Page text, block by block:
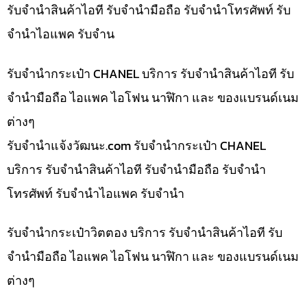
รับจำนำสินค้าไอที รับจำนำมือถือ รับจำนำโทรศัพท์ รับ
จำนำไอแพค รับจำน
รับจำนำกระเป๋า CHANEL บริการ รับจำนำสินค้าไอที รับ
จำนำมือถือ ไอแพค ไอโฟน นาฬิกา และ ของแบรนด์เนม
ต่างๆ
รับจํานําแจ้งวัฒนะ.com รับจำนำกระเป๋า CHANEL
บริการ รับจำนำสินค้าไอที รับจำนำมือถือ รับจำนำ
โทรศัพท์ รับจำนำไอแพค รับจำนำ
รับจำนำกระเป๋าวิตตอง บริการ รับจำนำสินค้าไอที รับ
จำนำมือถือ ไอแพค ไอโฟน นาฬิกา และ ของแบรนด์เนม
ต่างๆ